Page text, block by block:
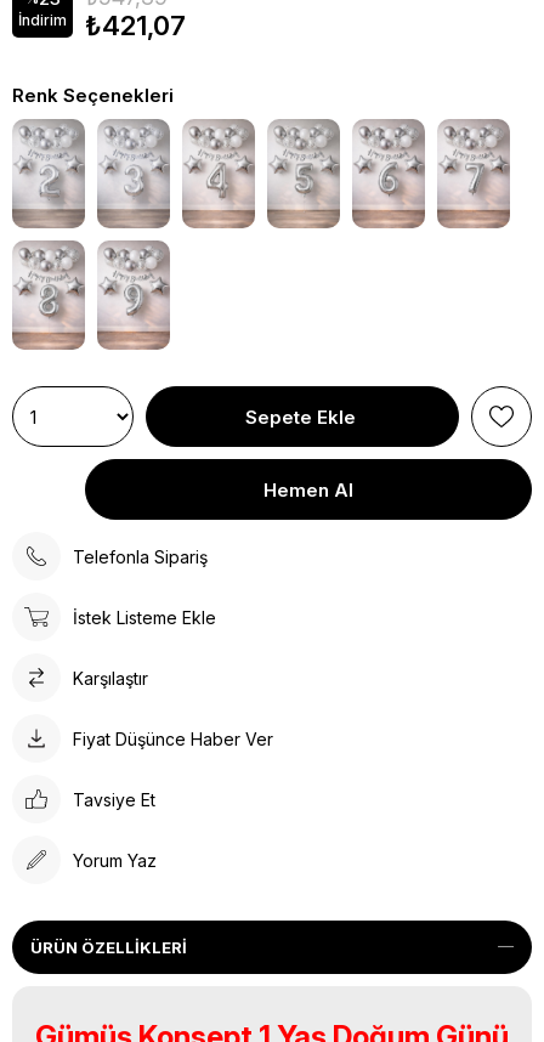
İndirim ₺421,07
Renk Seçenekleri
Telefonla Sipariş
İstek Listeme Ekle
Karşılaştır
Fiyat Düşünce Haber Ver
Tavsiye Et
Yorum Yaz
ÜRÜN ÖZELLIKLERI